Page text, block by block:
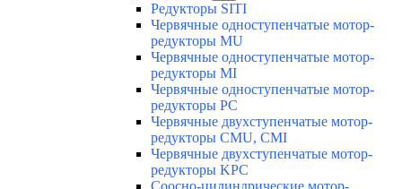
Редукторы SITI
Червячные одноступенчатые мотор-
редукторы MU
Червячные одноступенчатые мотор-
редукторы MI
Червячные одноступенчатые мотор-
редукторы PC
Червячные двухступенчатые мотор-
редукторы CMU, CMI
Червячные двухступенчатые мотор-
редукторы KPC